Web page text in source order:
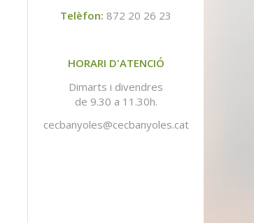
Telèfon: 872 20 26 23
HORARI D'ATENCIÓ
Dimarts i divendres
de 9.30 a 11.30h.
cecbanyoles@cecbanyoles.cat